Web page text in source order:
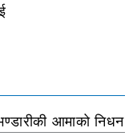
आमाको निधन